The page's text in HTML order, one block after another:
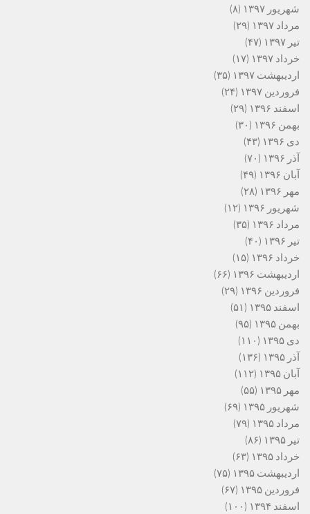
شهریور ۱۳۹۷
(۸)
مرداد ۱۳۹۷
(۲۹)
تیر ۱۳۹۷
(۴۷)
خرداد ۱۳۹۷
(۱۷)
اردیبهشت ۱۳۹۷
(۳۵)
فروردین ۱۳۹۷
(۲۴)
اسفند ۱۳۹۶
(۲۹)
بهمن ۱۳۹۶
(۳۰)
دی ۱۳۹۶
(۴۳)
آذر ۱۳۹۶
(۷۰)
آبان ۱۳۹۶
(۴۹)
مهر ۱۳۹۶
(۲۸)
شهریور ۱۳۹۶
(۱۲)
مرداد ۱۳۹۶
(۳۵)
تیر ۱۳۹۶
(۴۰)
خرداد ۱۳۹۶
(۱۵)
اردیبهشت ۱۳۹۶
(۶۶)
فروردین ۱۳۹۶
(۲۹)
اسفند ۱۳۹۵
(۵۱)
بهمن ۱۳۹۵
(۹۵)
دی ۱۳۹۵
(۱۱۰)
آذر ۱۳۹۵
(۱۳۶)
آبان ۱۳۹۵
(۱۱۲)
مهر ۱۳۹۵
(۵۵)
شهریور ۱۳۹۵
(۶۹)
مرداد ۱۳۹۵
(۷۹)
تیر ۱۳۹۵
(۸۶)
خرداد ۱۳۹۵
(۶۳)
اردیبهشت ۱۳۹۵
(۷۵)
فروردین ۱۳۹۵
(۶۷)
اسفند ۱۳۹۴
(۱۰۰)